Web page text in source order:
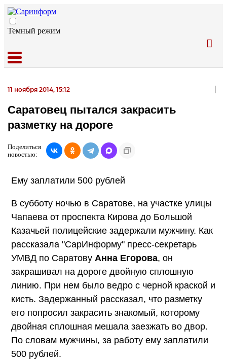
Темный режим
11 ноября 2014, 15:12
Саратовец пытался закрасить
разметку на дороге
Поделиться
новостью:
Ему заплатили 500 рублей
В субботу ночью в Саратове, на участке улицы
Чапаева от проспекта Кирова до Большой
Казачьей полицейские задержали мужчину. Как
рассказала "СарИнформу" пресс-секретарь
УМВД по Саратову Анна Егорова, он
закрашивал на дороге двойную сплошную
линию. При нем было ведро с черной краской и
кисть. Задержанный рассказал, что разметку
его попросил закрасить знакомый, которому
двойная сплошная мешала заезжать во двор.
По словам мужчины, за работу ему заплатили
500 рублей.